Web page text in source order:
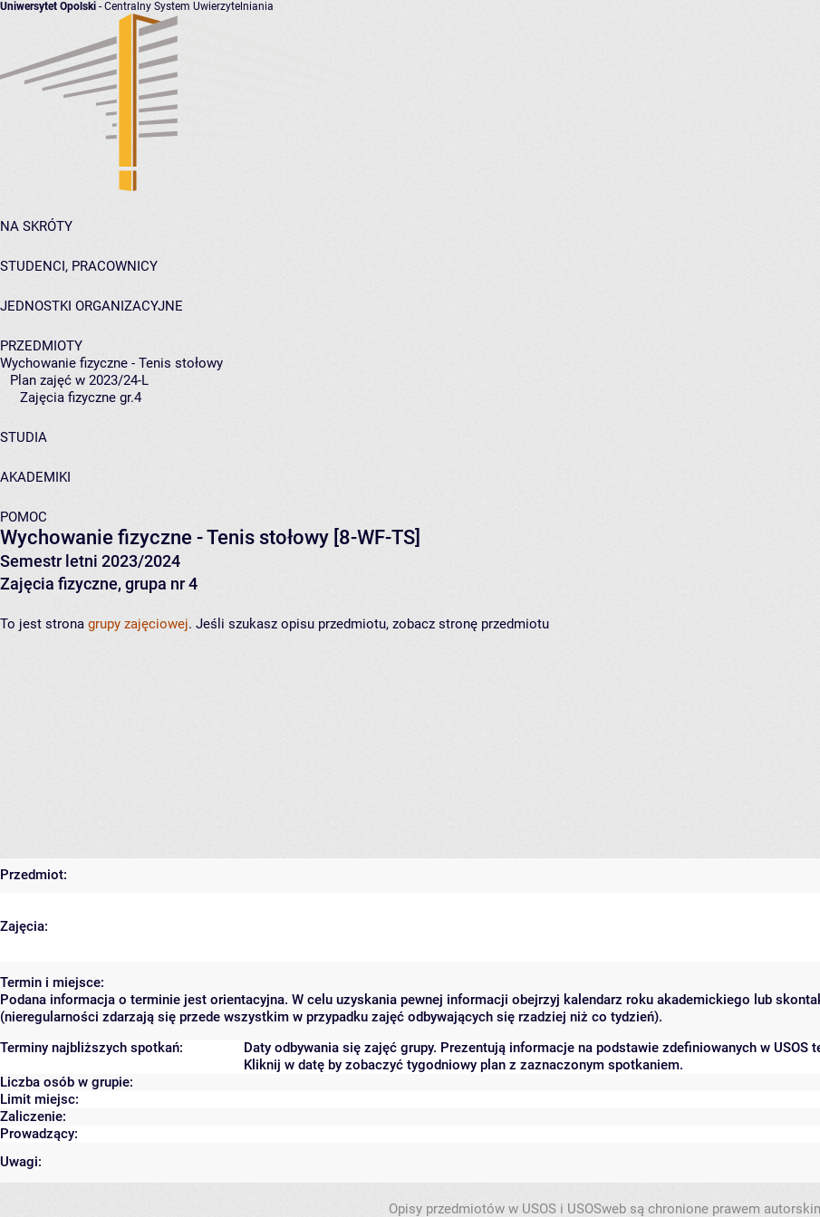
Uniwersytet Opolski - Centralny System Uwierzytelniania
NA SKRÓTY
STUDENCI, PRACOWNICY
JEDNOSTKI ORGANIZACYJNE
PRZEDMIOTY
Wychowanie fizyczne - Tenis stołowy
Plan zajęć w 2023/24-L
Zajęcia fizyczne gr.4
STUDIA
AKADEMIKI
POMOC
Wychowanie fizyczne - Tenis stołowy [8-WF-TS]
Semestr letni 2023/2024
Zajęcia fizyczne, grupa nr 4
To jest strona grupy zajęciowej. Jeśli szukasz opisu przedmiotu, zobacz stronę przedmiotu
Przedmiot:
Zajęcia:
Termin i miejsce:
Podana informacja o terminie jest orientacyjna. W celu uzyskania pewnej informacji obejrzyj kalendarz roku akademickiego lub
(nieregularności zdarzają się przede wszystkim w przypadku zajęć odbywających się rzadziej niż co tydzień).
Terminy najbliższych spotkań:
Daty odbywania się zajęć grupy. Prezentują informacje na podstawie zdefiniowanych w USOS
Kliknij w datę by zobaczyć tygodniowy plan z zaznaczonym spotkaniem.
Liczba osób w grupie:
Limit miejsc:
Zaliczenie:
Prowadzący:
Uwagi:
Opisy przedmiotów w USOS i USOSweb są chronione prawem